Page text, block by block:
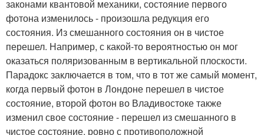
законами квантовой механики, состояние первого
фотона изменилось - произошла редукция его
состояния. Из смешанного состояния он в чистое
перешел. Например, с какой-то вероятностью он мог
оказаться поляризованным в вертикальной плоскости.
Парадокс заключается в том, что в тот же самый момент,
когда первый фотон в Лондоне перешел в чистое
состояние, второй фотон во Владивостоке также
изменил свое состояние - перешел из смешанного в
чистое состояние, ровно с противоположной